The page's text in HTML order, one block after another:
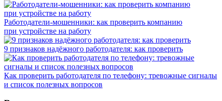
Работодатели-мошенники: как проверить компанию
при устройстве на работу
9 признаков надёжного работодателя: как проверить
Как проверить работодателя по телефону: тревожные сигналы
и список полезных вопросов